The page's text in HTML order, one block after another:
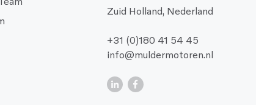
Zuid Holland, Nederland
+31 (0)180 41 54 45
info@muldermotoren.nl